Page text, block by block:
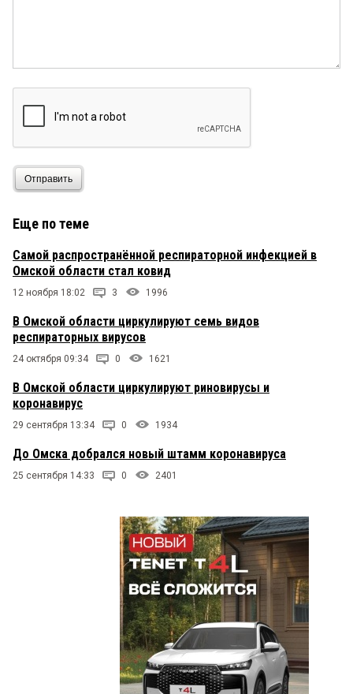
Отправить
Еще по теме
Самой распространённой респираторной инфекцией в
Омской области стал ковид
12 ноября 18:02 3 1996
В Омской области циркулируют семь видов
респираторных вирусов
24 октября 09:34 0 1621
В Омской области циркулируют риновирусы и
коронавирус
29 сентября 13:34 0 1934
До Омска добрался новый штамм коронавируса
25 сентября 14:33 0 2401